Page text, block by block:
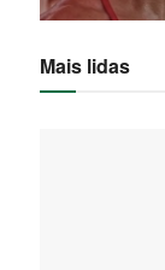
Mais lidas